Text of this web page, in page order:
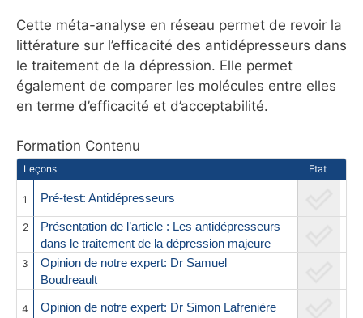
Cette méta-analyse en réseau permet de revoir la
littérature sur l’efficacité des antidépresseurs dans
le traitement de la dépression. Elle permet
également de comparer les molécules entre elles
en terme d’efficacité et d’acceptabilité.
Formation Contenu
Leçons Etat
1 Pré-test: Antidépresseurs
2
Présentation de l’article : Les antidépresseurs
dans le traitement de la dépression majeure
3
Opinion de notre expert: Dr Samuel
Boudreault
4 Opinion de notre expert: Dr Simon Lafrenière